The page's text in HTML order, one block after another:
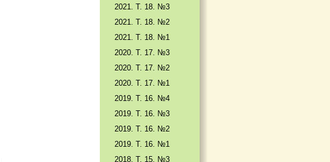
2021. Т. 18. №3
2021. Т. 18. №2
2021. Т. 18. №1
2020. Т. 17. №3
2020. Т. 17. №2
2020. Т. 17. №1
2019. Т. 16. №4
2019. Т. 16. №3
2019. Т. 16. №2
2019. Т. 16. №1
2018. Т. 15. №3